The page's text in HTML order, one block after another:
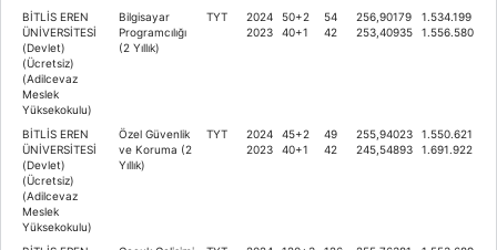
BİTLİS EREN
ÜNİVERSİTESİ
(Devlet)
(Ücretsiz)
(Adilcevaz
Meslek
Yüksekokulu)
Bilgisayar
Programcılığı
(2 Yıllık)
TYT
2024
2023
50+2
40+1
54
42
256,90179
253,40935
1.534.199
1.556.580
BİTLİS EREN
ÜNİVERSİTESİ
(Devlet)
(Ücretsiz)
(Adilcevaz
Meslek
Yüksekokulu)
Özel Güvenlik
ve Koruma (2
Yıllık)
TYT
2024
2023
45+2
40+1
49
42
255,94023
245,54893
1.550.621
1.691.922